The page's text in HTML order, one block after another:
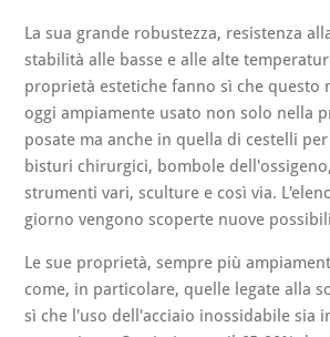
La sua grande robustezza, resistenza
stabilità alle basse e alle alte
proprietà estetiche fanno sì che questo
oggi ampiamente usato non solo nella
posate ma anche in quella di cestelli
bisturi chirurgici, bombole
strumenti vari, sculture e così via.
giorno vengono scoperte nuove
Le sue proprietà, sempre più
come, in particolare, quelle legate alla
sì che l'uso dell'acciaio inossidabile sia